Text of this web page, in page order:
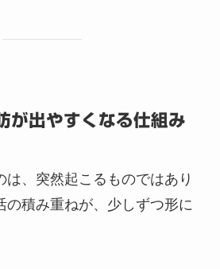
が出やすくなる仕組み
は、突然起こるものではあり
の積み重ねが、少しずつ形に